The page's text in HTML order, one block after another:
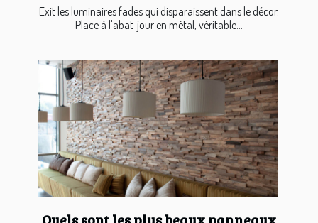
Exit les luminaires fades qui disparaissent dans le décor.
Place à l'abat-jour en métal, véritable...